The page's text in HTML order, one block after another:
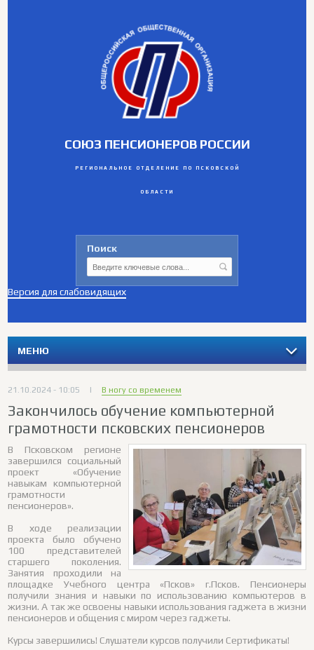
СОЮЗ ПЕНСИОНЕРОВ РОССИИ
РЕГИОНАЛЬНОЕ ОТДЕЛЕНИЕ ПО ПСКОВСКОЙ
ОБЛАСТИ
Поиск
Версия для слабовидящих
МЕНЮ
21.10.2024 - 10:05 | В ногу со временем
Закончилось обучение компьютерной
грамотности псковских пенсионеров
В Псковском регионе
завершился социальный
проект «Обучение
навыкам компьютерной
грамотности
пенсионеров».
В ходе реализации
проекта было обучено
100 представителей
старшего поколения.
Занятия проходили на
площадке Учебного центра «Псков» г.Псков. Пенсионеры
получили знания и навыки по использованию компьютеров в
жизни. А так же освоены навыки использования гаджета в жизни
пенсионеров и общения с миром через гаджеты.
Курсы завершились! Слушатели курсов получили Сертификаты!